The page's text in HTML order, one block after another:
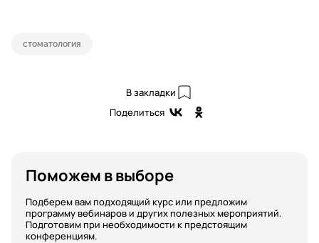
стоматология
В закладки
Поделиться
Поможем в выборе
Подберем вам подходящий курс или предложим
программу вебинаров и других полезных мероприятий.
Подготовим при необходимости к предстоящим
конференциям.